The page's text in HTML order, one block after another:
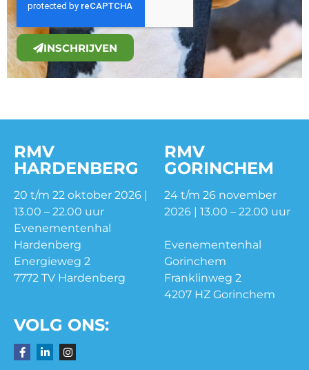
INSCHRIJVEN
RMV
HARDENBERG
20 t/m 22 oktober 2026 |
13.00 – 22.00 uur
Evenementenhal
Hardenberg
Energieweg 2
7772 TV Hardenberg
RMV
GORINCHEM
24 t/m 26 november
2026 | 13.00 – 22.00 uur
Evenementenhal
Gorinchem
Franklinweg 2
4207 HZ Gorinchem
VOLG ONS: